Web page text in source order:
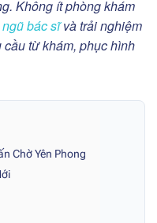
Không ít phòng khám
bác sĩvà trải nghiệm
từ khám, phục hình
Chờ Yên Phong